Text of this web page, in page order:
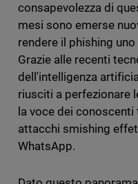
consapevolezza di
mesi sono emerse
rendere il phishing
Grazie alle recenti
dell'intelligenza
riusciti a perfezionare
la voce dei
attacchi smishing
WhatsApp.